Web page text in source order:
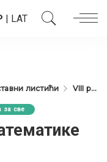
| LAT
листићи VIII разред
за све